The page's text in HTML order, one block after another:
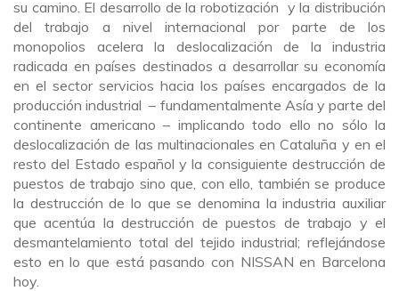
su camino. El desarrollo de la robotización y la distribución
del trabajo a nivel internacional por parte de los
monopolios acelera la deslocalización de la industria
radicada en países destinados a desarrollar su economía
en el sector servicios hacia los países encargados de la
producción industrial – fundamentalmente Asía y parte del
continente americano – implicando todo ello no sólo la
deslocalización de las multinacionales en Cataluña y en el
resto del Estado español y la consiguiente destrucción de
puestos de trabajo sino que, con ello, también se produce
la destrucción de lo que se denomina la industria auxiliar
que acentúa la destrucción de puestos de trabajo y el
desmantelamiento total del tejido industrial; reflejándose
esto en lo que está pasando con NISSAN en Barcelona
hoy.